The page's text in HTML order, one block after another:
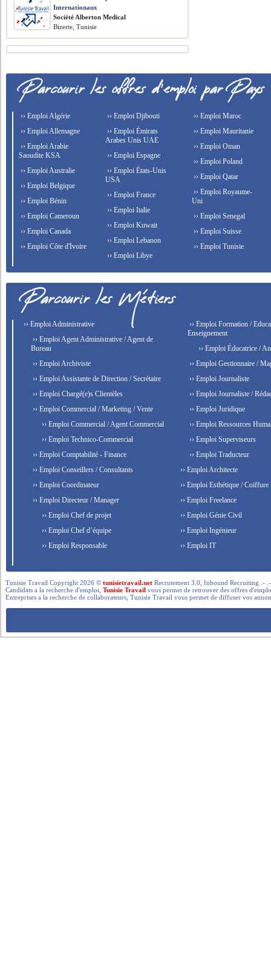
Internationaux
Société Alberton Medical
Bizerte, Tunisie
›› Emploi Algérie
›› Emploi Allemagne
›› Emploi Arabie
Saoudite KSA
›› Emploi Australie
›› Emploi Belgique
›› Emploi Bénin
›› Emploi Cameroun
›› Emploi Canada
›› Emploi Côte d'Ivoire
›› Emploi Djibouti
›› Emploi Émirats
Arabes Unis UAE
›› Emploi Espagne
›› Emploi États-Unis
USA
›› Emploi France
›› Emploi Italie
›› Emploi Kuwait
›› Emploi Lebanon
›› Emploi Libye
›› Emploi Maroc
›› Emploi Mauritanie
›› Emploi Oman
›› Emploi Poland
›› Emploi Qatar
›› Emploi Royaume-
Uni
›› Emploi Senegal
›› Emploi Suisse
›› Emploi Tunisie
›› Emploi Administrative
›› Emploi Agent Administrative / Agent de
Bureau
›› Emploi Archiviste
›› Emploi Assistante de Direction / Secrétaire
›› Emploi Chargé(e)s Clientèles
›› Emploi Commercial / Marketing / Vente
›› Emploi Commercial / Agent Commercial
›› Emploi Technico-Commercial
›› Emploi Comptabilité - Finance
›› Emploi Conseillers / Consultants
›› Emploi Coordinateur
›› Emploi Directeur / Manager
›› Emploi Chef de projet
›› Emploi Chef d’équipe
›› Emploi Responsable
›› Emploi Formation /
Enseignement
›› Emploi Éducatrice /
›› Emploi Gestionnaire /
›› Emploi Journaliste
›› Emploi Journaliste /
›› Emploi Juridique
›› Emploi Ressources
›› Emploi Superviseurs
›› Emploi Traducteur
›› Emploi Architecte
›› Emploi Esthétique / Coiffure
›› Emploi Freelance
›› Emploi Génie Civil
›› Emploi Ingénieur
›› Emploi IT
Tunisie Travail Copyright 2026 ©tunisietravail.net Recrutement 3.0, Inbound Recruiting .-
Candidats a la recherche d'emploi,Tunisie Travail vous permet de retrouver des offres
Entreprises a la recherche de collaborateurs, Tunisie Travail vous permet de diffuser vos